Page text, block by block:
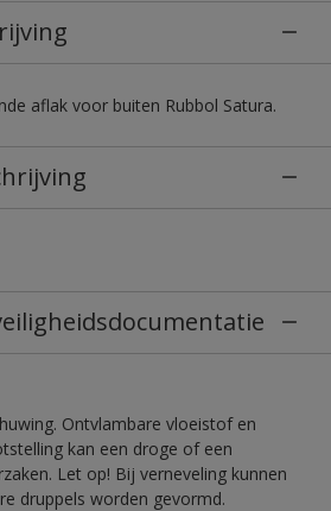
aflak voor buiten Rubbol Satura.
Ontvlambare vloeistof en
kan een droge of een
Let op! Bij verneveling kunnen
druppels worden gevormd.